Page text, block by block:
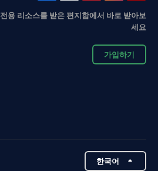
전용 리소스를 받은 편지함에서 바로 받아보
세요
가입하기
한국어